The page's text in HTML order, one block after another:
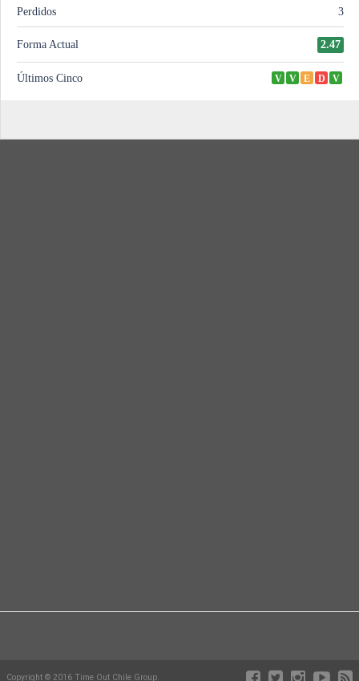
Copyright © 2016 Time Out Chile Group.